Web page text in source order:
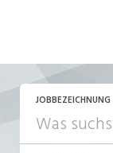
JOBBEZEICHNUNG